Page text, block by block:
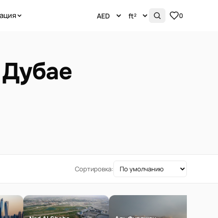
0
Сортировка: